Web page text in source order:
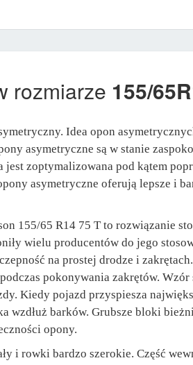
rozmiarze 155/
Idea opon
asymetryczne są w stanie
zoptymalizowana pod kątem
asymetryczne oferują lepsze i
155/65 R14 75 T to rozwiązanie
wielu producentów do jego
na prostej drodze i
pokonywania zakrętów.
Kiedy pojazd przyspiesza
wzdłuż barków. Grubsze bloki
opony.
i rowki bardzo szerokie. Część